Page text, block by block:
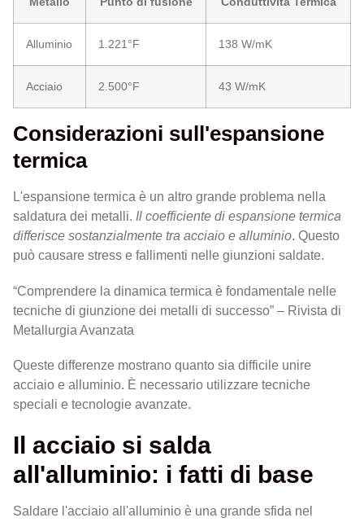
Alluminio 1.221°F 138 W/mK
Acciaio 2.500°F 43 W/mK
Considerazioni sull'espansione
termica
L'espansione termica è un altro grande problema nella
saldatura dei metalli. Il coefficiente di espansione termica
differisce sostanzialmente tra acciaio e alluminio. Questo
può causare stress e fallimenti nelle giunzioni saldate.
“Comprendere la dinamica termica è fondamentale nelle
tecniche di giunzione dei metalli di successo” – Rivista di
Metallurgia Avanzata
Queste differenze mostrano quanto sia difficile unire
acciaio e alluminio. È necessario utilizzare tecniche
speciali e tecnologie avanzate.
Il acciaio si salda
all'alluminio: i fatti di base
Saldare l'acciaio all'alluminio è una grande sfida nel